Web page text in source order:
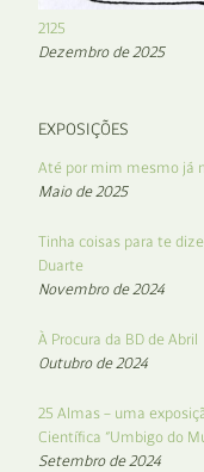
2125
Dezembro de 2025
EXPOSIÇÕES
Até por mim mesmo já
Maio de 2025
Tinha coisas para te
Duarte
Novembro de 2024
À Procura da BD de Abril
Outubro de 2024
25 Almas – uma
Científica “Umbigo do
Setembro de 2024